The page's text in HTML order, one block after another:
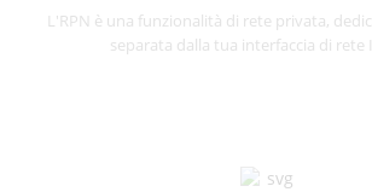
L'RPN è una funzionalità di rete privata,
separata dalla tua interfaccia di rete